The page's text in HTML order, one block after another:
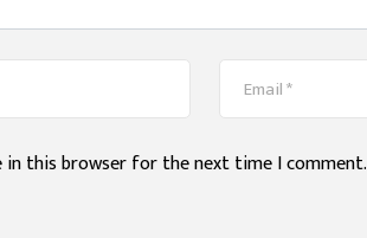
in this browser for the next time I comment.